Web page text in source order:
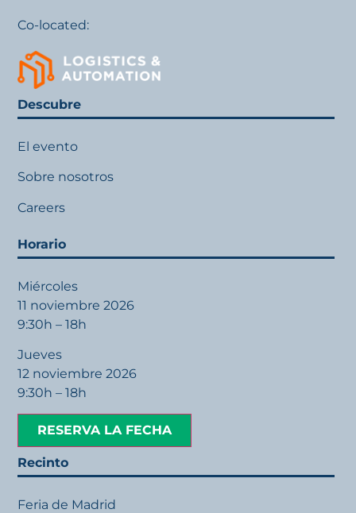
Co-located:
Descubre
El evento
Sobre nosotros
Careers
Horario
Miércoles
11 noviembre 2026
9:30h – 18h
Jueves
12 noviembre 2026
9:30h – 18h
RESERVA LA FECHA
Recinto
Feria de Madrid